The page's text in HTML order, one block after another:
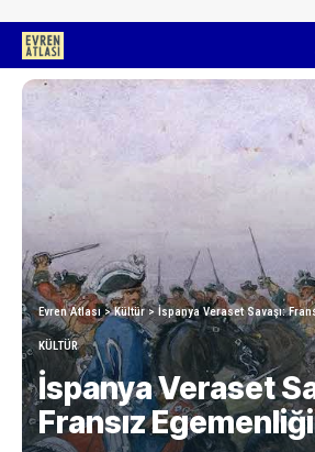
Evren Atlası>Kültür>İspanya Veraset Savaşı:
KÜLTÜR
İspanya Veraset
Fransız